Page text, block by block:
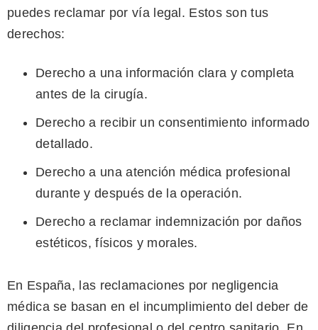
puedes reclamar por vía legal. Estos son tus
derechos:
Derecho a una información clara y completa
antes de la cirugía.
Derecho a recibir un consentimiento informado
detallado.
Derecho a una atención médica profesional
durante y después de la operación.
Derecho a reclamar indemnización por daños
estéticos, físicos y morales.
En España, las reclamaciones por negligencia
médica se basan en el incumplimiento del deber de